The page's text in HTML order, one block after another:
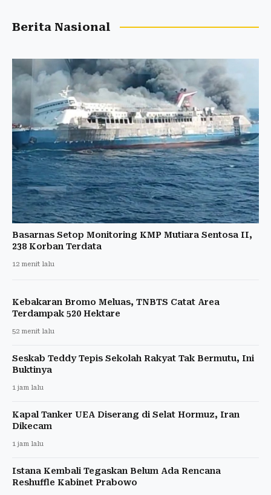
Berita Nasional
Basarnas Setop Monitoring KMP Mutiara Sentosa II,
238 Korban Terdata
12 menit lalu
Kebakaran Bromo Meluas, TNBTS Catat Area
Terdampak 520 Hektare
52 menit lalu
Seskab Teddy Tepis Sekolah Rakyat Tak Bermutu, Ini
Buktinya
1 jam lalu
Kapal Tanker UEA Diserang di Selat Hormuz, Iran
Dikecam
1 jam lalu
Istana Kembali Tegaskan Belum Ada Rencana
Reshuffle Kabinet Prabowo